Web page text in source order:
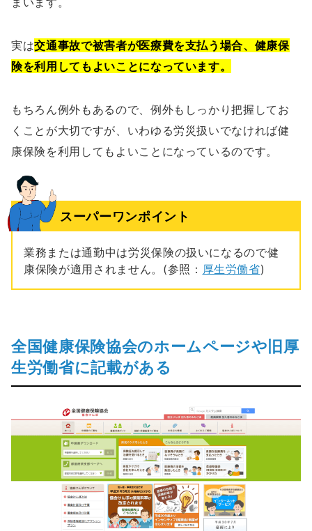
実は交通事故で被害者が医療費を支払う場合、健康保
険を利用してもよいことになっています。
もちろん例外もあるので、例外もしっかり把握してお
くことが大切ですが、いわゆる労災扱いでなければ健
康保険を利用してもよいことになっているのです。
スーパーワンポイント
業務または通勤中は労災保険の扱いになるので健
康保険が適用されません。(参照： 厚生労働省)
全国健康保険協会のホームページや旧厚
生労働省に記載がある